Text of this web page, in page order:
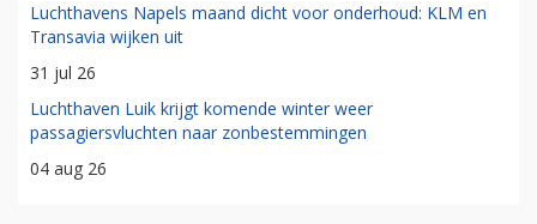
Luchthavens Napels maand dicht voor onderhoud: KLM en
Transavia wijken uit
31 jul 26
Luchthaven Luik krijgt komende winter weer
passagiersvluchten naar zonbestemmingen
04 aug 26